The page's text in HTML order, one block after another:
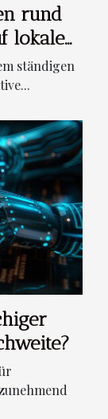
rund
lokale
ständigen